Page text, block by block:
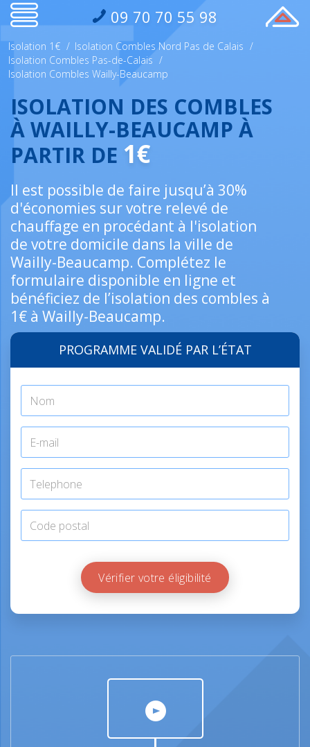
09 70 70 55 98
Isolation 1€ / Isolation Combles Nord Pas de Calais /
Isolation Combles Pas-de-Calais /
Isolation Combles Wailly-Beaucamp
ISOLATION DES COMBLES
À WAILLY-BEAUCAMP À
PARTIR DE 1€
Il est possible de faire jusqu’à 30%
d'économies sur votre relevé de
chauffage en procédant à l'isolation
de votre domicile dans la ville de
Wailly-Beaucamp. Complétez le
formulaire disponible en ligne et
bénéficiez de l’isolation des combles à
1€ à Wailly-Beaucamp.
PROGRAMME VALIDÉ PAR L’ÉTAT
Vérifier votre éligibilité